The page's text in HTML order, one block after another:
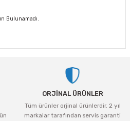
Bulunamadı.
ORJİNAL ÜRÜNLER
Tüm ürünler orjinal ürünlerdir. 2 yıl
markalar tarafından servis garanti